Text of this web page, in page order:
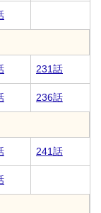
231話
236話
241話